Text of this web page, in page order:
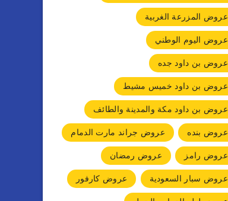
عروض المزرعة الغربية
عروض اليوم الوطني
عروض بن داود جده
عروض بن داود خميس مشيط
عروض بن داود مكة والمدينة والطائف
عروض بنده
عروض جراند مارت الدمام
عروض رامز
عروض رمضان
عروض سبار السعودية
عروض كارفور